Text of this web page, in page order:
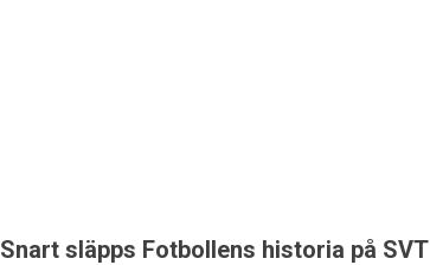
Snart släpps Fotbollens historia på SVT